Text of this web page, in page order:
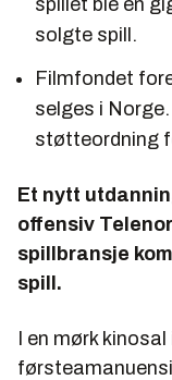
solgte spill.
Filmfondet
selges i
støtteordning
Et nytt
offensiv
spillbransje
spill.
I en mørk